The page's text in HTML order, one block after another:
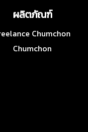
ผลิตภัณฑ์
Chumchon
Chumchon